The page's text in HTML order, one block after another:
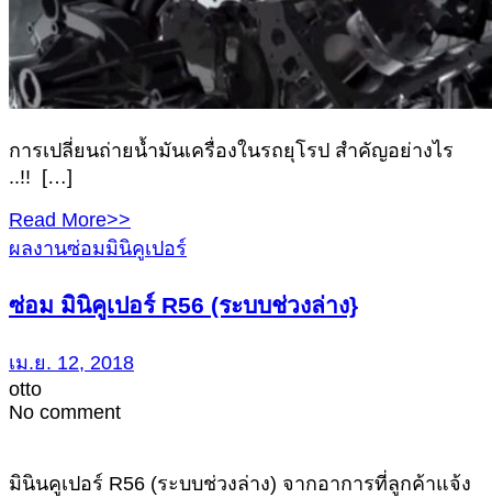
การเปลี่ยนถ่ายน้ำมันเครื่องในรถยุโรป สำคัญอย่างไร
..!! […]
Read More>>
ผลงานซ่อมมินิคูเปอร์
ซ่อม มินิคูเปอร์ R56 (ระบบช่วงล่าง}
เม.ย. 12, 2018
otto
No comment
มินินคูเปอร์ R56 (ระบบช่วงล่าง) จากอาการที่ลูกค้าแจ้ง